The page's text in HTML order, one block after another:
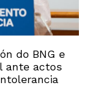
do BNG e
ante actos